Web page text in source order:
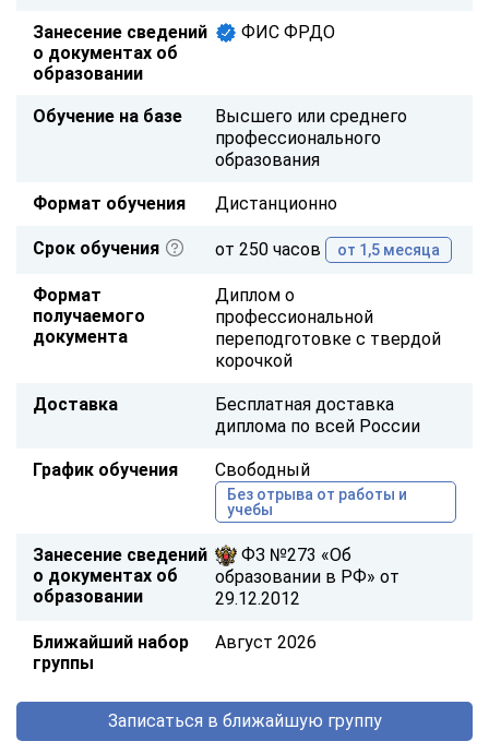
Занесение сведений
о документах об
образовании
ФИС ФРДО
Обучение на базе
Высшего или среднего
профессионального
образования
Формат обучения Дистанционно
Срок обучения от 250 часов от 1,5 месяца
Формат
получаемого
документа
Диплом о
профессиональной
переподготовке с твердой
корочкой
Доставка
Бесплатная доставка
диплома по всей России
График обучения Свободный
Без отрыва от работы и
учебы
Занесение сведений
о документах об
образовании
ФЗ №273 «Об
образовании в РФ» от
29.12.2012
Ближайший набор
группы
Август 2026
Записаться в ближайшую группу